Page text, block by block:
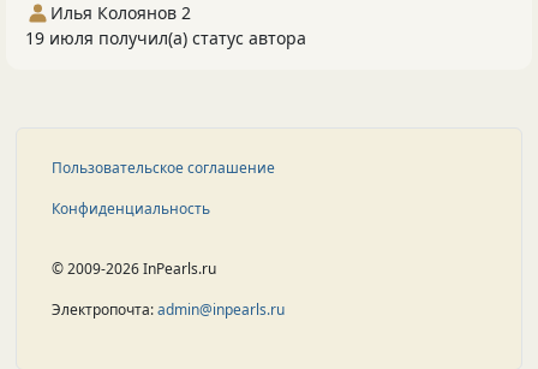
Илья Колоянов 2
19 июля получил(а) статус автора
Пользовательское соглашение
Конфиденциальность
© 2009-2026 InPearls.ru
Электропочта:admin@inpearls.ru